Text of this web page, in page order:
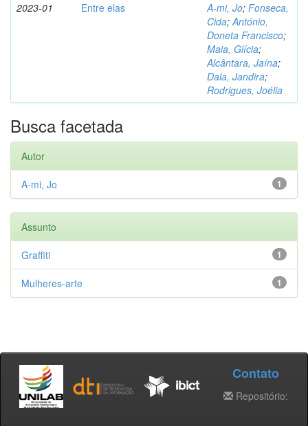
2023-01 Entre elas A-mi, Jo; Fonseca,
Cida;António,
Doneta Francisco;
Maia, Glícia;
Alcântara, Jaína;
Dala, Jandira;
Rodrigues, Joélia
Busca facetada
Autor
1
A-mi, Jo
Assunto
1
Graffiti
1
Mulheres-arte
Contato
Repositório: